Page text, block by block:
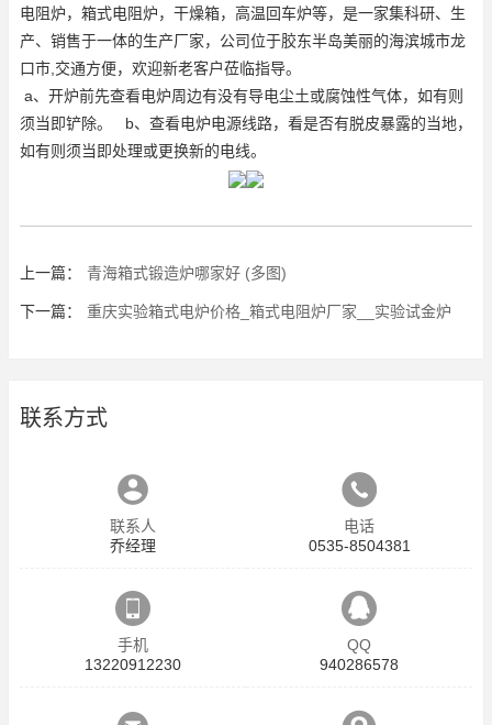
电阻炉，箱式电阻炉，干燥箱，高温回车炉等，是一家集科研、生
产、销售于一体的生产厂家，公司位于胶东半岛美丽的海滨城市龙
口市,交通方便，欢迎新老客户莅临指导。
a、开炉前先查看电炉周边有没有导电尘土或腐蚀性气体，如有则
须当即铲除。 b、查看电炉电源线路，看是否有脱皮暴露的当地，
如有则须当即处理或更换新的电线。
上一篇： 青海箱式锻造炉哪家好 (多图)
下一篇： 重庆实验箱式电炉价格_箱式电阻炉厂家__实验试金炉
联系方式
联系人
乔经理
电话
0535-8504381
手机
13220912230
QQ
940286578